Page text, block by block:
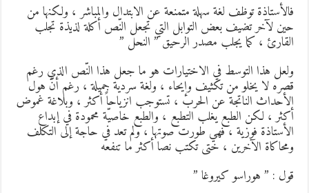
توظف لغة سهلة متمنعة عن الابتدال والمباشر ، ولكنها من
لآخر تضيف بعض التوابل التي تجعل النّص أكلة لذيذة تجلب
، كما يجلب مصدر الرحيق ” النحل ”
هذا التوسط في الاختيارات هو ما جعل هذا النّص الذي رغم
لا يخلو من تكثيف وإيحاء ، ولغة سردية جميلة ، رغم أنّ هول
الناتجة عن الحرب ، تستوجب انزياحاً أكثر ، وبلاغة غموض
، لكن الطبع يغلب التطبع ، والطبع خاصيّة محمودة في إبداع
فوزية ، فهي طورت صوتها ، ولم تعد في حاجة إلى التكلف
الآخرين ، ختى تكتب نصا أكثر ما تنفعه
: ” هوراسو كيروغا ”